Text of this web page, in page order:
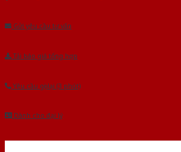
Gửi yêu cầu tư vấn
Tải báo giá tổng hợp
Yêu cầu gọi lại (3 phút)
Dành cho đại lý